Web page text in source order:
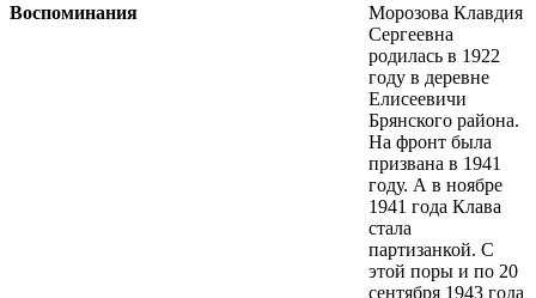
Воспоминания
Морозова Клавдия
Сергеевна
родилась в 1922
году в деревне
Елисеевичи
Брянского района.
На фронт была
призвана в 1941
году. А в ноябре
1941 года Клава
стала
партизанкой. С
этой поры и по 20
сентября 1943 года